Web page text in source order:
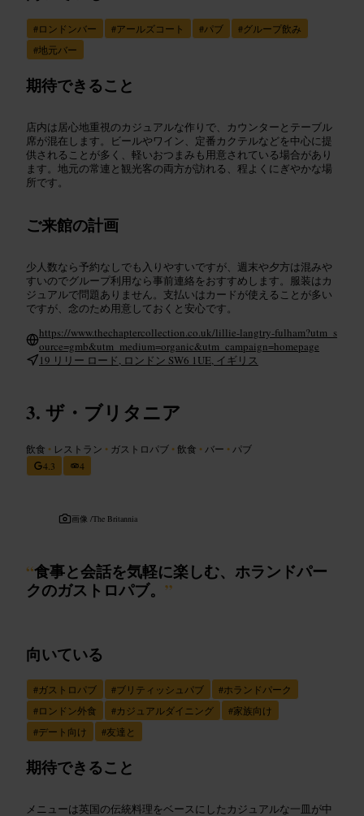
#ロンドンバー #アールズコート #パブ #グループ飲み
#地元バー
期待できること
店内は居心地重視のカジュアルな作りで、カウンターとテーブル
席が混在します。ビールやワイン、定番カクテルなどを中心に提
供されることが多く、軽いおつまみも用意されている場合があり
ます。地元の常連と観光客の両方が訪れる、程よくにぎやかな場
所です。
ご来館の計画
少人数なら予約なしでも入りやすいですが、週末や夕方は混みや
すいのでグループ利用なら事前連絡をおすすめします。服装はカ
ジュアルで問題ありません。支払いはカードが使えることが多い
ですが、念のため用意しておくと安心です。
https://www.thechaptercollection.co.uk/lillie-langtry-fulham?utm_s
ource=gmb&utm_medium=organic&utm_campaign=homepage
19 リリー ロード, ロンドン SW6 1UE, イギリス
ザ・ブリタニア
飲食 • レストラン • ガストロパブ • 飲食 • バー • パブ
4.3
4
画像 /The Britannia
“食事と会話を気軽に楽しむ、ホランドパー
クのガストロパブ。 ”
向いている
#ガストロパブ #ブリティッシュパブ #ホランドパーク
#ロンドン外食 #カジュアルダイニング #家族向け
#デート向け #友達と
期待できること
メニューは英国の伝統料理をベースにしたカジュアルな一皿が中